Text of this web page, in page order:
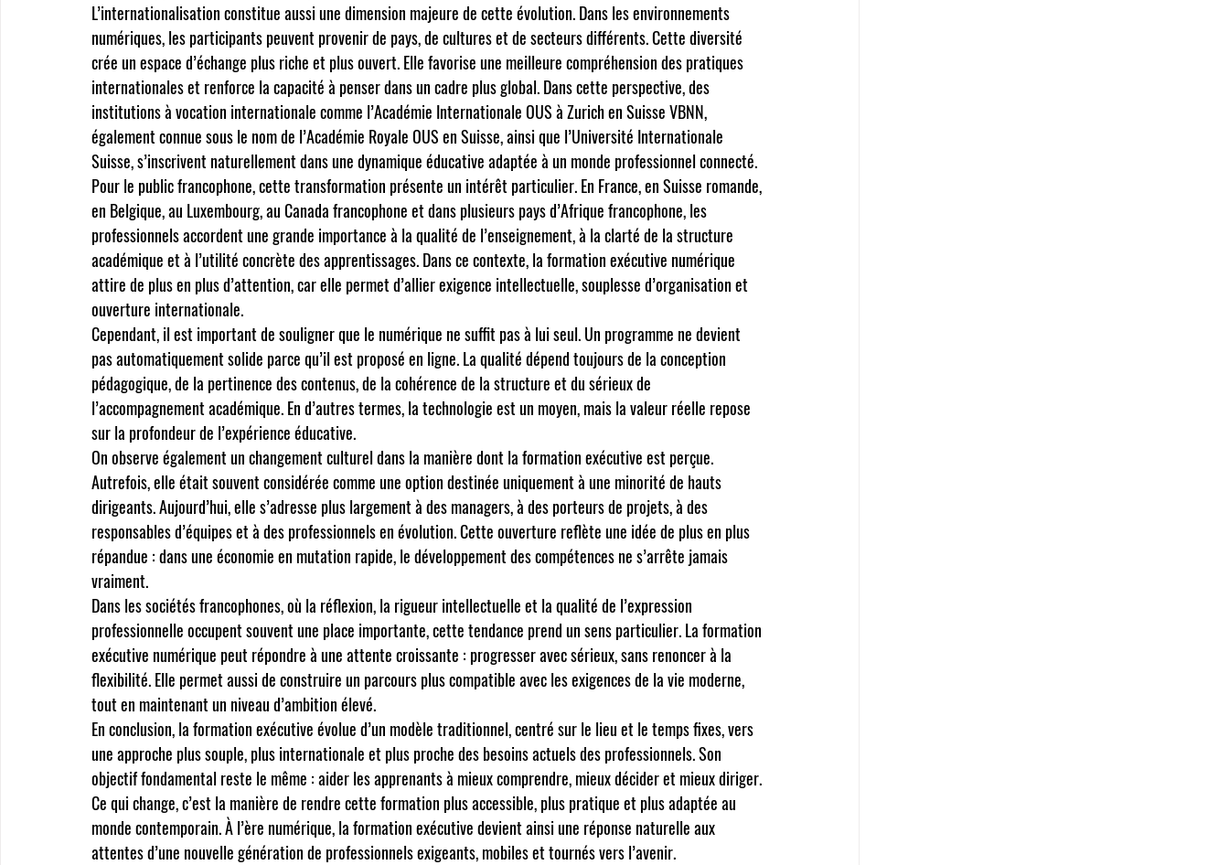
L’internationalisation constitue aussi une dimension majeure de cette évolution. Dans les environnements
numériques, les participants peuvent provenir de pays, de cultures et de secteurs différents. Cette diversité
crée un espace d’échange plus riche et plus ouvert. Elle favorise une meilleure compréhension des pratiques
internationales et renforce la capacité à penser dans un cadre plus global. Dans cette perspective, des
institutions à vocation internationale comme l’Académie Internationale OUS à Zurich en Suisse VBNN,
également connue sous le nom de l’Académie Royale OUS en Suisse, ainsi que l’Université Internationale
Suisse, s’inscrivent naturellement dans une dynamique éducative adaptée à un monde professionnel connecté.
Pour le public francophone, cette transformation présente un intérêt particulier. En France, en Suisse romande,
en Belgique, au Luxembourg, au Canada francophone et dans plusieurs pays d’Afrique francophone, les
professionnels accordent une grande importance à la qualité de l’enseignement, à la clarté de la structure
académique et à l’utilité concrète des apprentissages. Dans ce contexte, la formation exécutive numérique
attire de plus en plus d’attention, car elle permet d’allier exigence intellectuelle, souplesse d’organisation et
ouverture internationale.
Cependant, il est important de souligner que le numérique ne suffit pas à lui seul. Un programme ne devient
pas automatiquement solide parce qu’il est proposé en ligne. La qualité dépend toujours de la conception
pédagogique, de la pertinence des contenus, de la cohérence de la structure et du sérieux de
l’accompagnement académique. En d’autres termes, la technologie est un moyen, mais la valeur réelle repose
sur la profondeur de l’expérience éducative.
On observe également un changement culturel dans la manière dont la formation exécutive est perçue.
Autrefois, elle était souvent considérée comme une option destinée uniquement à une minorité de hauts
dirigeants. Aujourd’hui, elle s’adresse plus largement à des managers, à des porteurs de projets, à des
responsables d’équipes et à des professionnels en évolution. Cette ouverture reflète une idée de plus en plus
répandue : dans une économie en mutation rapide, le développement des compétences ne s’arrête jamais
vraiment.
Dans les sociétés francophones, où la réflexion, la rigueur intellectuelle et la qualité de l’expression
professionnelle occupent souvent une place importante, cette tendance prend un sens particulier. La formation
exécutive numérique peut répondre à une attente croissante : progresser avec sérieux, sans renoncer à la
flexibilité. Elle permet aussi de construire un parcours plus compatible avec les exigences de la vie moderne,
tout en maintenant un niveau d’ambition élevé.
En conclusion, la formation exécutive évolue d’un modèle traditionnel, centré sur le lieu et le temps fixes, vers
une approche plus souple, plus internationale et plus proche des besoins actuels des professionnels. Son
objectif fondamental reste le même : aider les apprenants à mieux comprendre, mieux décider et mieux diriger.
Ce qui change, c’est la manière de rendre cette formation plus accessible, plus pratique et plus adaptée au
monde contemporain. À l’ère numérique, la formation exécutive devient ainsi une réponse naturelle aux
attentes d’une nouvelle génération de professionnels exigeants, mobiles et tournés vers l’avenir.